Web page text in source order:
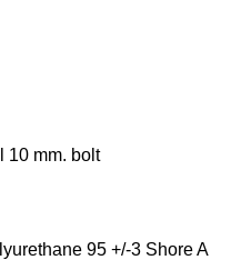
10 mm. bolt
95 +/-3 Shore A